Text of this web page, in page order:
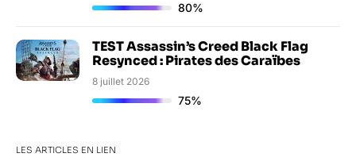
80%
TEST Assassin’s Creed Black Flag
Resynced : Pirates des Caraïbes
8 juillet 2026
75%
LES ARTICLES EN LIEN